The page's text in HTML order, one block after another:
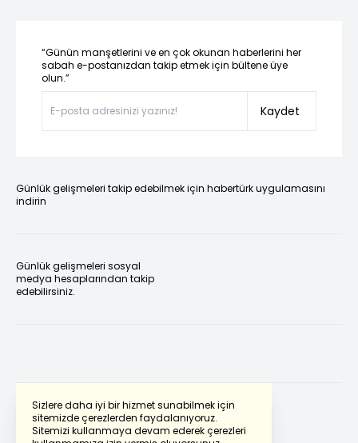
Sizlere daha iyi bir hizmet sunabilmek için
sitemizde çerezlerden faydalanıyoruz.
Sitemizi kullanmaya devam ederek çerezleri
“Günün manşetlerini ve en çok okunan haberlerini her
sabah e-postanızdan takip etmek için bültene üye
olun.”
Kaydet
Günlük gelişmeleri takip edebilmek için habertürk uygulamasını
indirin
Günlük gelişmeleri sosyal
medya hesaplarından takip
edebilirsiniz.
Powered by Translate